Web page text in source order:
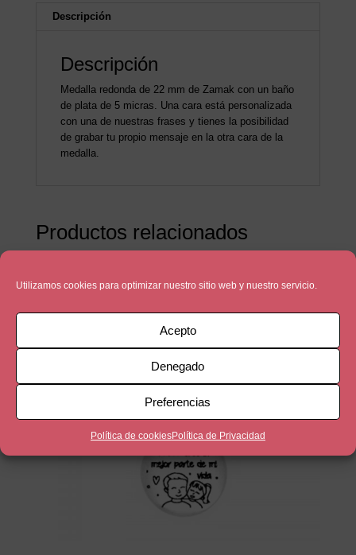
Utilizamos cookies para optimizar nuestro sitio web y nuestro servicio.
Acepto
Denegado
Preferencias
Política de cookiesPolítica de Privacidad
Descripción
Descripción
Medalla redonda de 22 mm de Zamak con un baño
de plata de 5 micras. Una cara está personalizada
con una de nuestras frases y tienes la posibilidad
de grabar tu propio mensaje en la otra cara de la
medalla.
Productos relacionados